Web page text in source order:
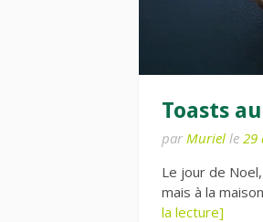
Toasts
par Muriel le 29
Le jour de
mais à la
la lecture]